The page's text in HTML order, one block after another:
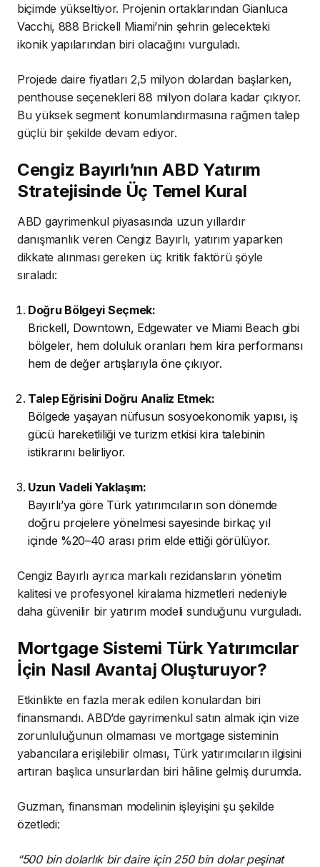
biçimde yükseltiyor. Projenin ortaklarından Gianluca
Vacchi, 888 Brickell Miami’nin şehrin gelecekteki
ikonik yapılarından biri olacağını vurguladı.
Projede daire fiyatları 2,5 milyon dolardan başlarken,
penthouse seçenekleri 88 milyon dolara kadar çıkıyor.
Bu yüksek segment konumlandırmasına rağmen talep
güçlü bir şekilde devam ediyor.
Cengiz Bayırlı’nın ABD Yatırım
Stratejisinde Üç Temel Kural
ABD gayrimenkul piyasasında uzun yıllardır
danışmanlık veren Cengiz Bayırlı, yatırım yaparken
dikkate alınması gereken üç kritik faktörü şöyle
sıraladı:
Doğru Bölgeyi Seçmek:
Brickell, Downtown, Edgewater ve Miami Beach gibi
bölgeler, hem doluluk oranları hem kira performansı
hem de değer artışlarıyla öne çıkıyor.
Talep Eğrisini Doğru Analiz Etmek:
Bölgede yaşayan nüfusun sosyoekonomik yapısı, iş
gücü hareketliliği ve turizm etkisi kira talebinin
istikrarını belirliyor.
Uzun Vadeli Yaklaşım:
Bayırlı’ya göre Türk yatırımcıların son dönemde
doğru projelere yönelmesi sayesinde birkaç yıl
içinde %20–40 arası prim elde ettiği görülüyor.
Cengiz Bayırlı ayrıca markalı rezidansların yönetim
kalitesi ve profesyonel kiralama hizmetleri nedeniyle
daha güvenilir bir yatırım modeli sunduğunu vurguladı.
Mortgage Sistemi Türk Yatırımcılar
İçin Nasıl Avantaj Oluşturuyor?
Etkinlikte en fazla merak edilen konulardan biri
finansmandı. ABD’de gayrimenkul satın almak için vize
zorunluluğunun olmaması ve mortgage sisteminin
yabancılara erişilebilir olması, Türk yatırımcıların ilgisini
artıran başlıca unsurlardan biri hâline gelmiş durumda.
Guzman, finansman modelinin işleyişini şu şekilde
özetledi:
“500 bin dolarlık bir daire için 250 bin dolar peşinat